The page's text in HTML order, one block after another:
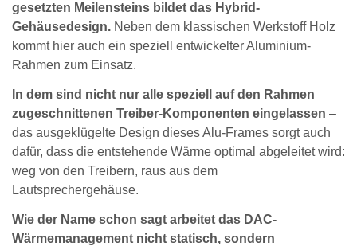
gesetzten Meilensteins bildet das Hybrid-
Gehäusedesign. Neben dem klassischen Werkstoff Holz
kommt hier auch ein speziell entwickelter Aluminium-
Rahmen zum Einsatz.
In dem sind nicht nur alle speziell auf den Rahmen
zugeschnittenen Treiber-Komponenten eingelassen –
das ausgeklügelte Design dieses Alu-Frames sorgt auch
dafür, dass die entstehende Wärme optimal abgeleitet wird:
weg von den Treibern, raus aus dem
Lautsprechergehäuse.
Wie der Name schon sagt arbeitet das DAC-
Wärmemanagement nicht statisch, sondern